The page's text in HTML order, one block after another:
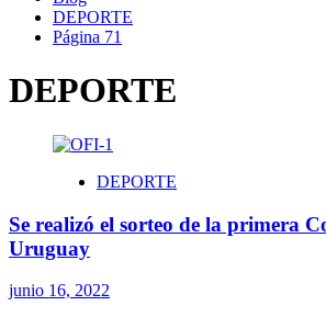
DEPORTE
Página 71
DEPORTE
DEPORTE
Se realizó el sorteo de la primera
Uruguay
junio 16, 2022